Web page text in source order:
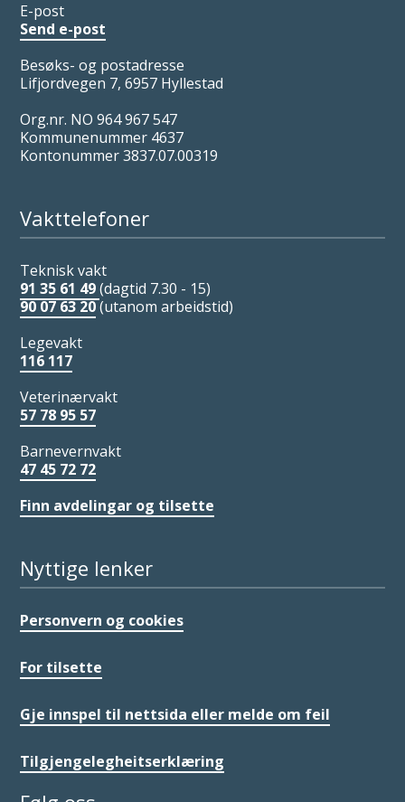
E-post
Send e-post
Besøks- og postadresse
Lifjordvegen 7, 6957 Hyllestad
Org.nr. NO 964 967 547
Kommunenummer 4637
Kontonummer 3837.07.00319
Vakttelefoner
Teknisk vakt
91 35 61 49(dagtid 7.30 - 15)
90 07 63 20(utanom arbeidstid)
Legevakt
116 117
Veterinærvakt
57 78 95 57
Barnevernvakt
47 45 72 72
Finn avdelingar og tilsette
Nyttige lenker
Personvern og cookies
For tilsette
Gje innspel til nettsida eller melde om feil
Tilgjengelegheitserklæring